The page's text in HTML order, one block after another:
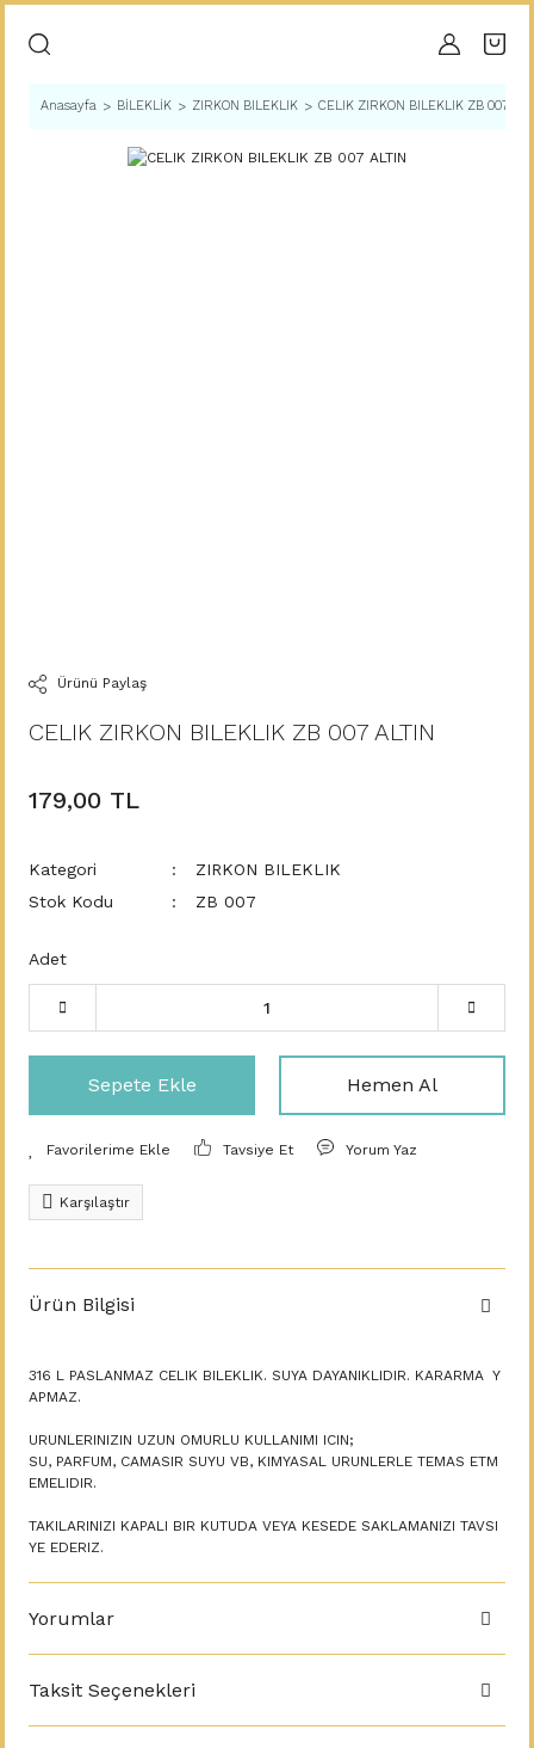
Anasayfa BİLEKLİK ZIRKON BILEKLIK CELIK ZIRKON BILEKLIK ZB 007
Ürünü Paylaş
CELIK ZIRKON BILEKLIK ZB 007 ALTIN
179,00 TL
Kategori
ZIRKON BILEKLIK
Stok Kodu
ZB 007
Adet
Sepete Ekle Hemen Al
Tavsiye Et Yorum Yaz
Karşılaştır
Ürün Bilgisi
316 L PASLANMAZ CELIK BILEKLIK. SUYA DAYANIKLIDIR. KARARMA Y
APMAZ.
URUNLERINIZIN UZUN OMURLU KULLANIMI ICIN;
SU, PARFUM, CAMASIR SUYU VB, KIMYASAL URUNLERLE TEMAS ETM
EMELIDIR.
TAKILARINIZI KAPALI BIR KUTUDA VEYA KESEDE SAKLAMANIZI TAVSI
YE EDERIZ.
Yorumlar
Taksit Seçenekleri